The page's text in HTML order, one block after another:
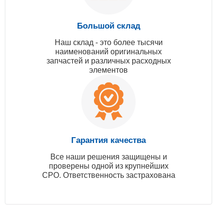
Большой склад
Наш склад - это более тысячи
наименований оригинальных
запчастей и различных расходных
элементов
Гарантия качества
Все наши решения защищены и
проверены одной из крупнейших
СРО. Ответственность застрахована